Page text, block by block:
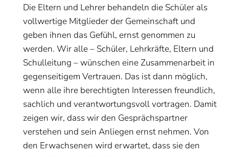
Die Eltern und Lehrer behandeln die Schüler als
vollwertige Mitglieder der Gemeinschaft und
geben ihnen das Gefühl, ernst genommen zu
werden. Wir alle – Schüler, Lehrkräfte, Eltern und
Schulleitung – wünschen eine Zusammenarbeit in
gegenseitigem Vertrauen. Das ist dann möglich,
wenn alle ihre berechtigten Interessen freundlich,
sachlich und verantwortungsvoll vortragen. Damit
zeigen wir, dass wir den Gesprächspartner
verstehen und sein Anliegen ernst nehmen. Von
den Erwachsenen wird erwartet, dass sie den